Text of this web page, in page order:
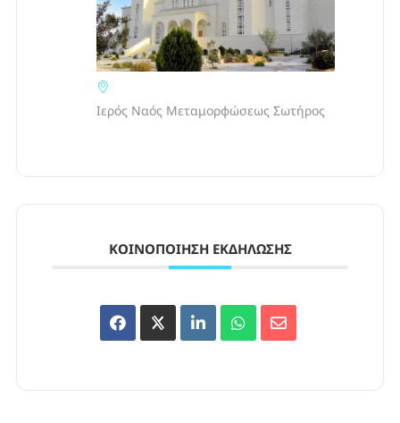
Ιερός Ναός Μεταμορφώσεως Σωτήρος
ΚΟΙΝΟΠΟΊΗΣΗ ΕΚΔΉΛΩΣΗΣ